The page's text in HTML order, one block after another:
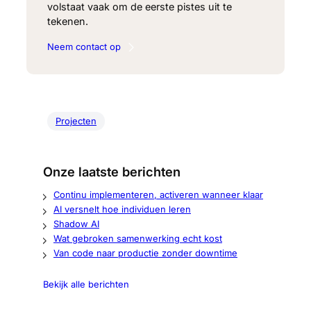
volstaat vaak om de eerste pistes uit te
tekenen.
Neem contact op
Projecten
Onze laatste berichten
Continu implementeren, activeren wanneer klaar
AI versnelt hoe individuen leren
Shadow AI
Wat gebroken samenwerking echt kost
Van code naar productie zonder downtime
Bekijk alle berichten